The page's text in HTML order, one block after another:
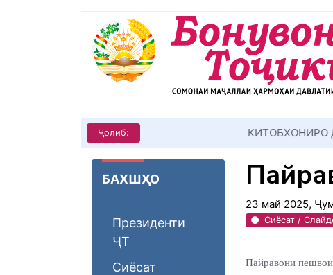
Ҷолиб: КИТОБХОНИРО ДАР ХУД
БАХШҲО
Президенти
ҶТ
Сиёсат
23 май 2025,
Сиёсат /
Пайравони